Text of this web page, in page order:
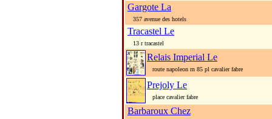
Gargote La
357 avenue des hotels
Tracastel Le
13 r tracastel
Relais Imperial Le
route napoleon rn 85 pl cavalier fabre
Prejoly Le
place cavalier fabre
Barbaroux Chez